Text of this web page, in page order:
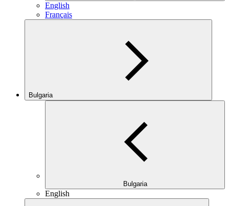
English
Français
Bulgaria
Bulgaria
English